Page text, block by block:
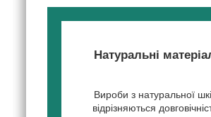
Натуральні
Вироби з натуральної
відрізняються